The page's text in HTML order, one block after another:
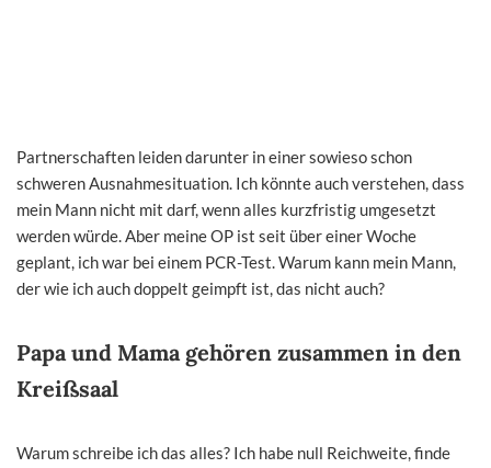
Partnerschaften leiden darunter in einer sowieso schon
schweren Ausnahmesituation. Ich könnte auch verstehen, dass
mein Mann nicht mit darf, wenn alles kurzfristig umgesetzt
werden würde. Aber meine OP ist seit über einer Woche
geplant, ich war bei einem PCR-Test. Warum kann mein Mann,
der wie ich auch doppelt geimpft ist, das nicht auch?
Papa und Mama gehören zusammen in den
Kreißsaal
Warum schreibe ich das alles? Ich habe null Reichweite, finde